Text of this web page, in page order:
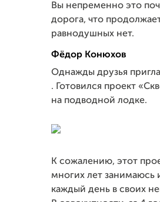
Вы непременно это
дорога, что
равнодушных нет.
Фёдор Конюхов
Однажды друзья
. Готовился проект
на подводной лодке.
К сожалению, этот
многих лет занимаюсь
каждый день в своих